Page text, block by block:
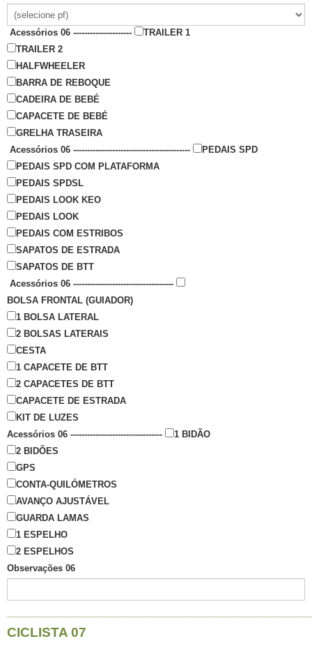
Acessórios 06 ---------------------
TRAILER 1
TRAILER 2
HALFWHEELER
BARRA DE REBOQUE
CADEIRA DE BEBÉ
CAPACETE DE BEBÉ
GRELHA TRASEIRA
Acessórios 06 ------------------------------------------
PEDAIS SPD
PEDAIS SPD COM PLATAFORMA
PEDAIS SPDSL
PEDAIS LOOK KEO
PEDAIS LOOK
PEDAIS COM ESTRIBOS
SAPATOS DE ESTRADA
SAPATOS DE BTT
Acessórios 06 ------------------------------------
BOLSA FRONTAL (GUIADOR)
1 BOLSA LATERAL
2 BOLSAS LATERAIS
CESTA
1 CAPACETE DE BTT
2 CAPACETES DE BTT
CAPACETE DE ESTRADA
KIT DE LUZES
Acessórios 06 ---------------------------------
1 BIDÃO
2 BIDÕES
GPS
CONTA-QUILÓMETROS
AVANÇO AJUSTÁVEL
GUARDA LAMAS
1 ESPELHO
2 ESPELHOS
Observações 06
CICLISTA 07